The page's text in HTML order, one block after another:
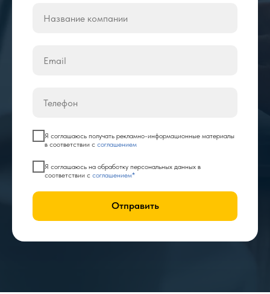
Я соглашаюсь получать рекламно-информационные материалы
в соответствии с соглашением
Я соглашаюсь на обработку персональных данных в
соответствии с соглашением*
Отправить